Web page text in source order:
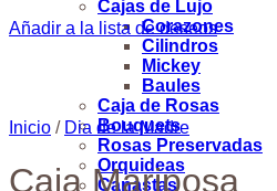
Cajas de Lujo
Corazones
Cilindros
Mickey
Baules
Caja de Rosas
Bouquets
Rosas Preservadas
Orquideas
Canastas
Añadir a la lista de deseos
Inicio / Dia de la Madre
Caja Mariposa